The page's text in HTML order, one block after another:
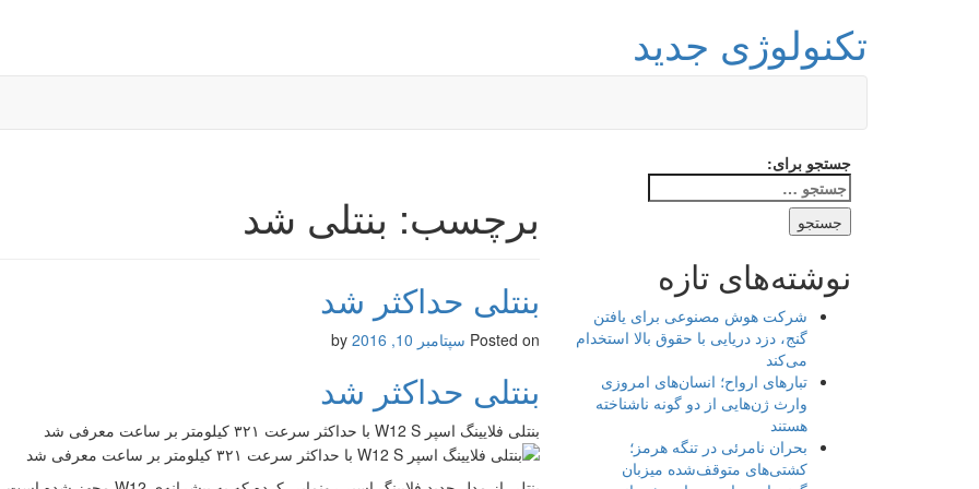
تکنولوژی جدید
برچسب: بنتلی شد
بنتلی حداکثر شد
Posted on سپتامبر 10, 2016
بنتلی حداکثر شد
بنتلی فلایینگ اسپر W12 S با حداکثر سرعت ۳۲۱ کیلومتر بر ساعت معرفی شد
جستجو برای:
نوشته‌های تازه
شرکت هوش مصنوعی برای یافتن
گنج، دزد دریایی با حقوق بالا استخدام
می‌کند
تبارهای ارواح؛ انسان‌های امروزی
وارث ژن‌هایی از دو گونه ناشناخته
هستند
بحران نامرئی در تنگه هرمز؛
کشتی‌های متوقف‌شده میزبان